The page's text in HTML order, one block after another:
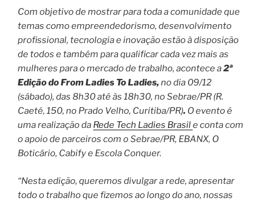
Com objetivo de mostrar para toda a comunidade que
temas como empreendedorismo, desenvolvimento
profissional, tecnologia e inovação estão à disposição
de todos e também para qualificar cada vez mais as
mulheres para o mercado de trabalho, acontece a2ª
Edição do From Ladies To Ladies, no dia 09/12
(sábado), das 8h30 até às 18h30, no Sebrae/PR (R.
Caeté, 150, no Prado Velho, Curitiba/PR). O evento é
uma realização da Rede Tech Ladies Brasile conta com
o apoio de parceiros com o Sebrae/PR, EBANX, O
Boticário, Cabify e Escola Conquer.
“Nesta edição, queremos divulgar a rede, apresentar
todo o trabalho que fizemos ao longo do ano, nossas